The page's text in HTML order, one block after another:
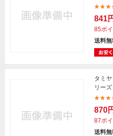
841
85ポ
送料無
タミ
リー
870
87ポ
送料無